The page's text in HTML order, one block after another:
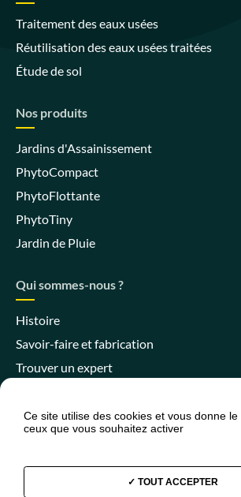
Traitement des eaux usées
Réutilisation des eaux usées traitées
Étude de sol
Nos produits
Jardins d'Assainissement
PhytoCompact
PhytoFlottante
PhytoTiny
Jardin de Pluie
Qui sommes-nous ?
Histoire
Savoir-faire et fabrication
Trouver un expert
Actualités
FAQ
Ce site utilise des cookies et vous donne
ceux que vous souhaitez activer
TOUT ACCEPTER